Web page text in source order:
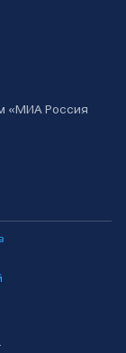
«МИА Россия